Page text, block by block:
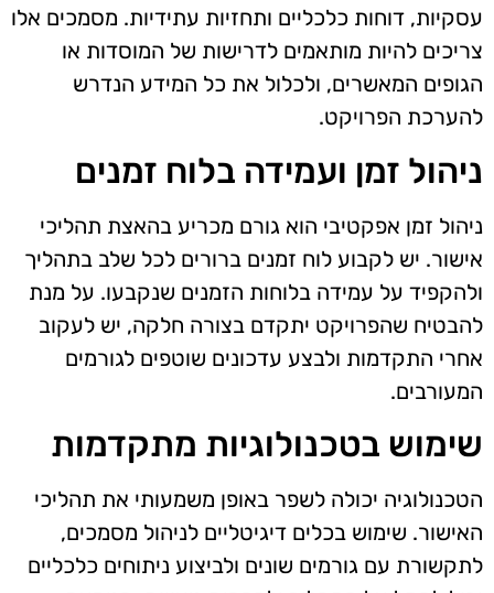
עסקיות, דוחות כלכליים ותחזיות עתידיות. מסמכים אלו
צריכים להיות מותאמים לדרישות של המוסדות או
הגופים המאשרים, ולכלול את כל המידע הנדרש
להערכת הפרויקט.
ניהול זמן ועמידה בלוח זמנים
ניהול זמן אפקטיבי הוא גורם מכריע בהאצת תהליכי
אישור. יש לקבוע לוח זמנים ברורים לכל שלב בתהליך
ולהקפיד על עמידה בלוחות הזמנים שנקבעו. על מנת
להבטיח שהפרויקט יתקדם בצורה חלקה, יש לעקוב
אחרי התקדמות ולבצע עדכונים שוטפים לגורמים
המעורבים.
שימוש בטכנולוגיות מתקדמות
הטכנולוגיה יכולה לשפר באופן משמעותי את תהליכי
האישור. שימוש בכלים דיגיטליים לניהול מסמכים,
לתקשורת עם גורמים שונים ולביצוע ניתוחים כלכליים